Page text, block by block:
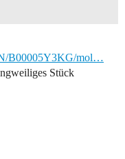
B00005Y3KG/mol…
Stück